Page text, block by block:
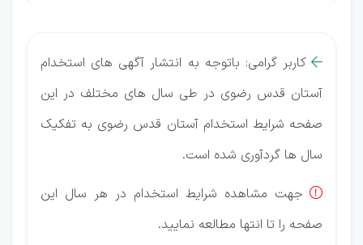
 کاربر گرامی: باتوجه به انتشار آگهی های استخدام
آستان قدس رضوی در طی سال های مختلف در این
صفحه شرایط استخدام آستان قدس رضوی به تفکیک
سال ها گردآوری شده است.
 جهت مشاهده شرایط استخدام در هر سال این
صفحه را تا انتها مطالعه نمایید.